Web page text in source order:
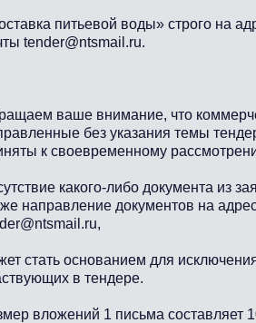
питьевой воды» строго на
tender@ntsmail.ru.
ваше внимание, что
без указания темы
к своевременному
какого-либо документа из
направление документов на
,
стать основанием для
в тендере.
вложений 1 письма составляет